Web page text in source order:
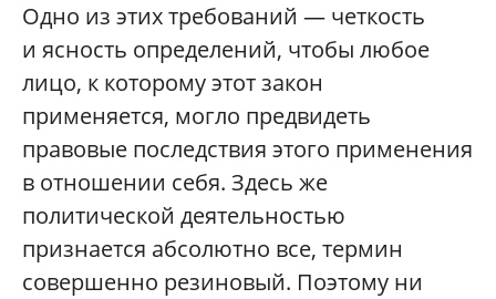
Одно из этих требований — четкость
и ясность определений, чтобы любое
лицо, к которому этот закон
применяется, могло предвидеть
правовые последствия этого применения
в отношении себя. Здесь же
политической деятельностью
признается абсолютно все, термин
совершенно резиновый. Поэтому ни